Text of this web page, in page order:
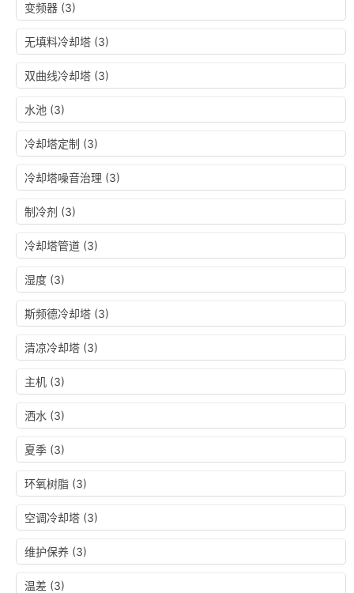
变频器 (3)
无填料冷却塔 (3)
双曲线冷却塔 (3)
水池 (3)
冷却塔定制 (3)
冷却塔噪音治理 (3)
制冷剂 (3)
冷却塔管道 (3)
湿度 (3)
斯频德冷却塔 (3)
清凉冷却塔 (3)
主机 (3)
洒水 (3)
夏季 (3)
环氧树脂 (3)
空调冷却塔 (3)
维护保养 (3)
温差 (3)